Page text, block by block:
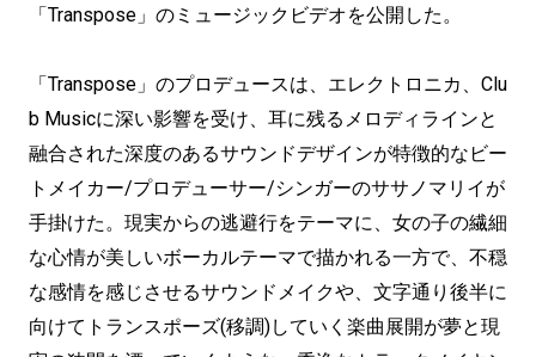
「Transpose」のミュージックビデオを公開した。
「Transpose」のプロデュースは、エレクトロニカ、Clu
b Musicに深い影響を受け、耳に残るメロディラインと
融合された深度のあるサウンドデザインが特徴的なビー
トメイカー/プロデューサー/シンガーのササノマリイが
手掛けた。現実からの逃避行をテーマに、女の子の繊細
な心情が美しいボーカルテーマで描かれる一方で、不穏
な感情を感じさせるサウンドメイクや、文字通り後半に
向けてトランスポーズ(移調)していく楽曲展開が夢と現